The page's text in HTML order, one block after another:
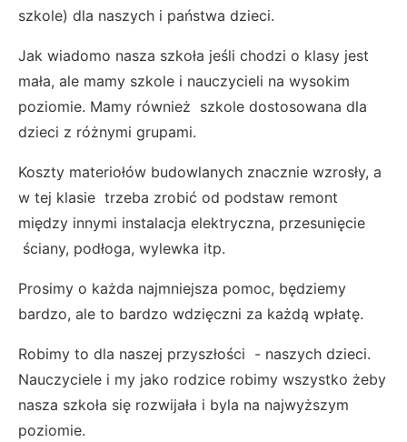
szkole) dla naszych i państwa dzieci.
Jak wiadomo nasza szkoła jeśli chodzi o klasy jest
mała, ale mamy szkole i nauczycieli na wysokim
poziomie. Mamy również szkole dostosowana dla
dzieci z różnymi grupami.
Koszty materiołów budowlanych znacznie wzrosły, a
w tej klasie trzeba zrobić od podstaw remont
między innymi instalacja elektryczna, przesunięcie
ściany, podłoga, wylewka itp.
Prosimy o każda najmniejsza pomoc, będziemy
bardzo, ale to bardzo wdzięczni za każdą wpłatę.
Robimy to dla naszej przyszłości - naszych dzieci.
Nauczyciele i my jako rodzice robimy wszystko żeby
nasza szkoła się rozwijała i byla na najwyższym
poziomie.